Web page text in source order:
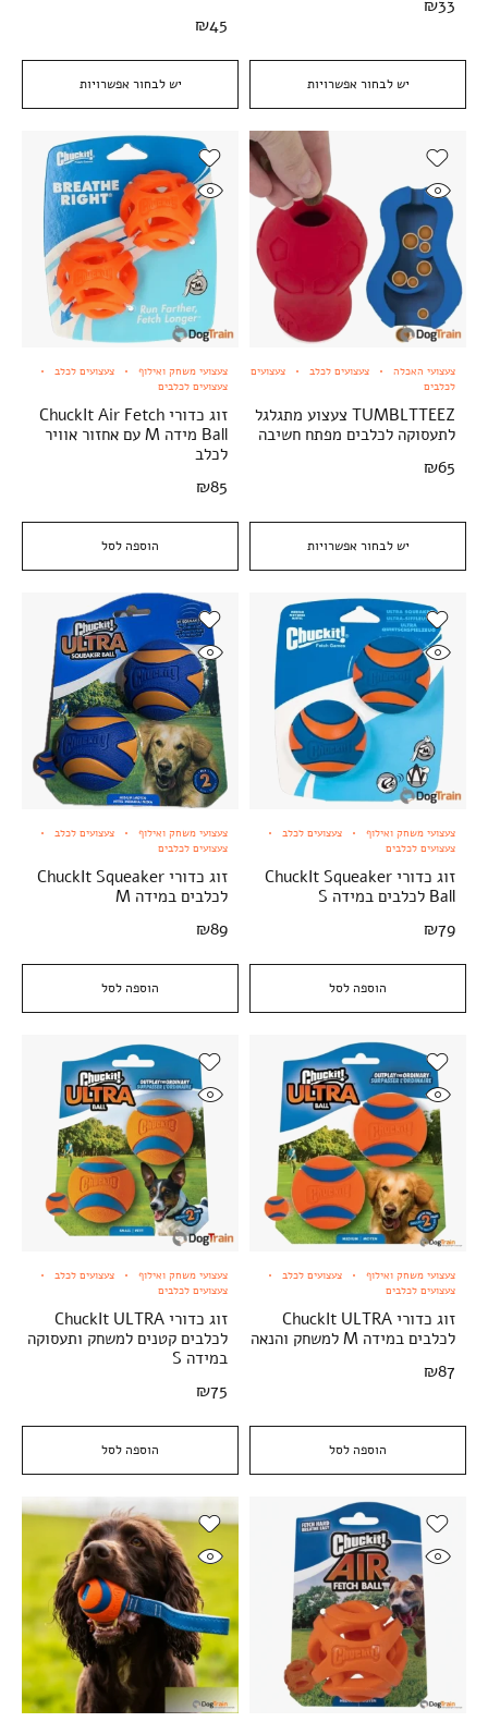
יש לבחור אפשרויות
₪33
יש לבחור אפשרויות
₪45
יש לבחור אפשרויות
צעצועי האכלה צעצועים לכלב
צעצועים
לכלבים
TUMBLTTEEZ צעצוע מתגלגל
לתעסוקה לכלבים מפתח חשיבה
₪65
הוספה לסל
צעצועי משחק ואילוף
צעצועים לכלב
צעצועים לכלבים
זוג כדורי ChuckIt Air Fetch
Ball מידה M עם אחזור אוויר
לכלב
₪85
הוספה לסל
צעצועי משחק ואילוף
צעצועים לכלב
צעצועים לכלבים
זוג כדורי ChuckIt Squeaker
Ball לכלבים במידה S
₪79
הוספה לסל
צעצועי משחק ואילוף
צעצועים לכלב
צעצועים לכלבים
זוג כדורי ChuckIt Squeaker
לכלבים במידה M
₪89
הוספה לסל
צעצועי משחק ואילוף
צעצועים לכלב
צעצועים לכלבים
זוג כדורי ChuckIt ULTRA
לכלבים במידה M למשחק והנאה
₪87
הוספה לסל
צעצועי משחק ואילוף
צעצועים לכלב
צעצועים לכלבים
זוג כדורי ChuckIt ULTRA
לכלבים קטנים למשחק ותעסוקה
במידה S
₪75